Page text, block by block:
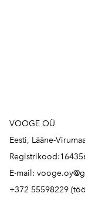
VOOGE OÜ
Eesti, Lääne-
E-mail:
+372 55598229